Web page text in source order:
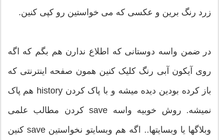
زرد رنگ برین و عکسی که می خواستین رو کپی کنین.
در ضمن واسه دوستانی که اطلاع ندارن هم بگم که اگه
روی آیکون آبی رنگ کلیک کنین همون صفحه اینترنتی که
باز کرده بودین دیده میشه و با پاک کردن history هم پاک
نمیشه. روش خوبیه واسه save کردن مطالب علمی
وبلاگها یا وبسایتها.. اگه هم وبسایتو نخواستین save کنین